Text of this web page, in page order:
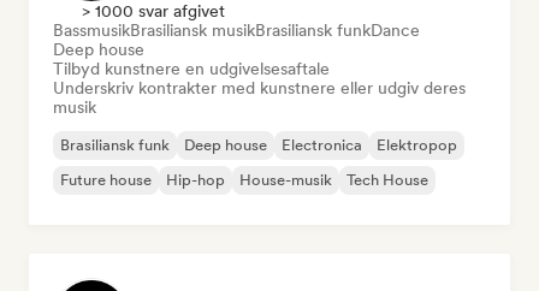
> 1000 svar afgivet
BassmusikBrasiliansk musikBrasiliansk funkDance
Deep house
Tilbyd kunstnere en udgivelsesaftale
Underskriv kontrakter med kunstnere eller udgiv deres
musik
Brasiliansk funk Deep house Electronica
Elektropop
Future house
Hip-hop House-musik Tech House